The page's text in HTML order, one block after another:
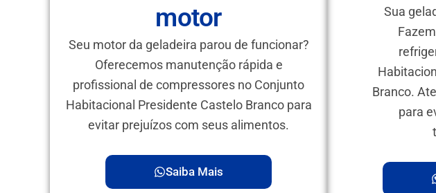
motor
Seu motor da geladeira parou de funcionar?
Oferecemos manutenção rápida e
profissional de compressores no Conjunto
Habitacional Presidente Castelo Branco para
evitar prejuízos com seus alimentos.
Saiba Mais
Sua
Branco.
para